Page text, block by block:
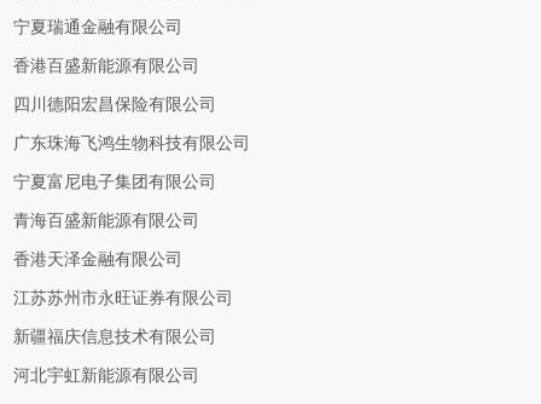
宁夏瑞通金融有限公司
香港百盛新能源有限公司
四川德阳宏昌保险有限公司
广东珠海飞鸿生物科技有限公司
宁夏富尼电子集团有限公司
青海百盛新能源有限公司
香港天泽金融有限公司
江苏苏州市永旺证券有限公司
新疆福庆信息技术有限公司
河北宇虹新能源有限公司